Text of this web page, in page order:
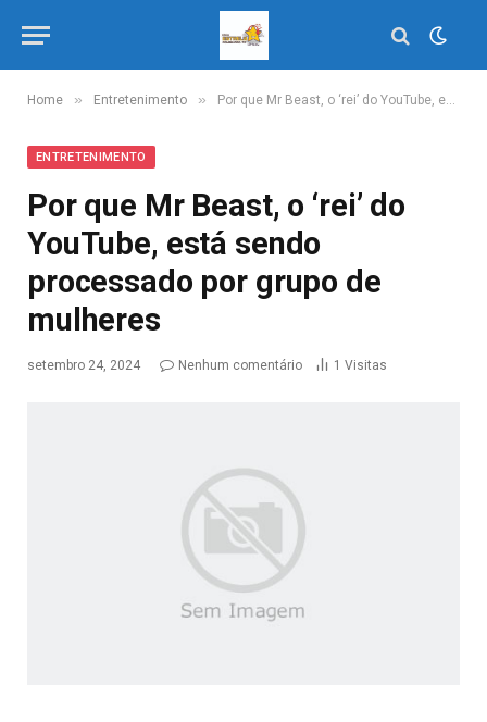
Home » Entretenimento » Por que Mr Beast, o ‘rei’ do YouTube, está sendo processado por grupo de mulheres
ENTRETENIMENTO
Por que Mr Beast, o ‘rei’ do
YouTube, está sendo
processado por grupo de
mulheres
setembro 24, 2024 Nenhum comentário 1 Visitas